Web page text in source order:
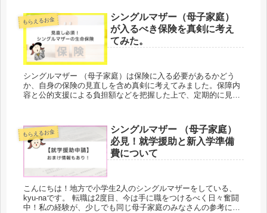
もらえるお金
シングルマザー（母子家庭）
が入るべき保険を真剣に考え
てみた。
シングルマザー （母子家庭）は保険に入る必要があるかどう
か、自身の保険の見直しを含め真剣に考えてみました。保障内
容と公的支援による負担額などを把握した上で、定期的に見直
もらえるお金
シングルマザー （母子家庭）
必見！就学援助と新入学準備
費について
こんにちは！地方で小学生2人のシングルマザーをしている、
kyu-naです。 転職は2度目、今は手に職をつけるべく日々奮闘
中！私の経験が、少しでも同じ母子家庭のみなさんの参考にな